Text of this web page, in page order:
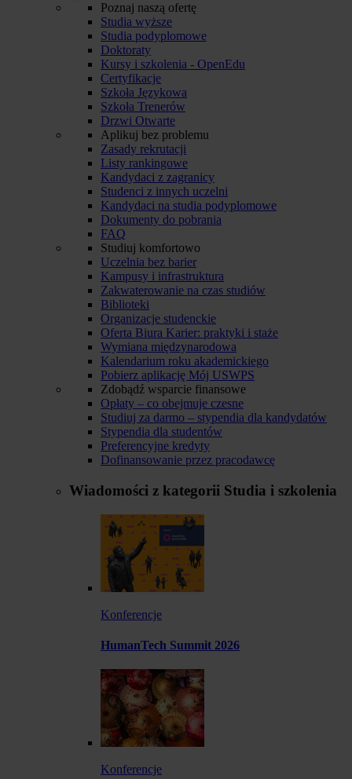
Poznaj naszą ofertę
Studia wyższe
Studia podyplomowe
Doktoraty
Kursy i szkolenia - OpenEdu
Certyfikacje
Szkoła Językowa
Szkoła Trenerów
Drzwi Otwarte
Aplikuj bez problemu
Zasady rekrutacji
Listy rankingowe
Kandydaci z zagranicy
Studenci z innych uczelni
Kandydaci na studia podyplomowe
Dokumenty do pobrania
FAQ
Studiuj komfortowo
Uczelnia bez barier
Kampusy i infrastruktura
Zakwaterowanie na czas studiów
Biblioteki
Organizacje studenckie
Oferta Biura Karier: praktyki i staże
Wymiana międzynarodowa
Kalendarium roku akademickiego
Pobierz aplikację Mój USWPS
Zdobądź wsparcie finansowe
Opłaty – co obejmuje czesne
Studiuj za darmo – stypendia dla kandydatów
Stypendia dla studentów
Preferencyjne kredyty
Dofinansowanie przez pracodawcę
Wiadomości z kategorii Studia i szkolenia
Konferencje
HumanTech Summit 2026
Konferencje